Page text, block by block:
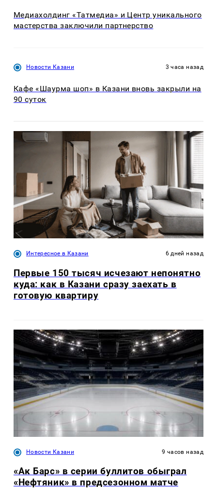
Медиахолдинг «Татмедиа» и Центр уникального
мастерства заключили партнерство
Новости Казани 3 часа назад
Кафе «Шаурма шоп» в Казани вновь закрыли на
90 суток
Интересное в Казани 6 дней назад
Первые 150 тысяч исчезают непонятно
куда: как в Казани сразу заехать в
готовую квартиру
Новости Казани 9 часов назад
«Ак Барс» в серии буллитов обыграл
«Нефтяник» в предсезонном матче